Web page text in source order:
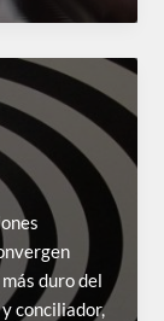
duro del
conciliador,